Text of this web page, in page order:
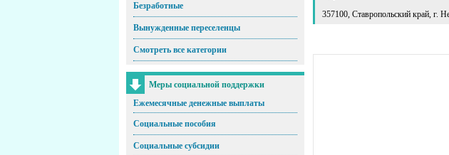
Безработные
Вынужденные переселенцы
Смотреть все категории
Меры социальной поддержки
Ежемесячные денежные выплаты
Социальные пособия
Социальные субсидии
357100, Ставропольский край, г.